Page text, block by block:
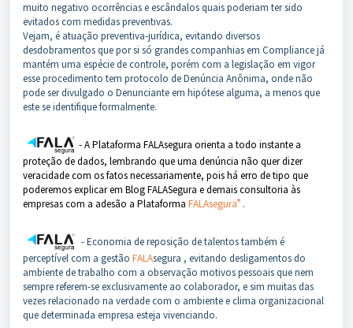
muito negativo ocorrências e escândalos quais poderiam ter sido
evitados com medidas preventivas.
Vejam, é atuação preventiva-jurídica, evitando diversos
desdobramentos que por si só grandes companhias em Compliance já
mantém uma espécie de controle, porém com a legislação em vigor
esse procedimento tem protocolo de Denúncia Anônima, onde não
pode ser divulgado o Denunciante em hipótese alguma, a menos que
este se identifique formalmente.
- A Plataforma FALAsegura orienta a todo instante a
proteção de dados, lembrando que uma denúncia não quer dizer
veracidade com os fatos necessariamente, pois há erro de tipo que
poderemos explicar em Blog FALASegura e demais consultoria às
empresas com a adesão a Plataforma FALAsegura® .
- Economia de reposição de talentos também é
perceptível com a gestão FALAsegura , evitando desligamentos do
ambiente de trabalho com a observação motivos pessoais que nem
sempre referem-se exclusivamente ao colaborador, e sim muitas das
vezes relacionado na verdade com o ambiente e clima organizacional
que determinada empresa esteja vivenciando.